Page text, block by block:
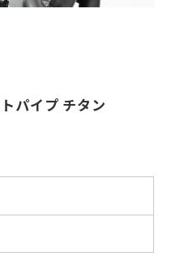
パイプ チタン